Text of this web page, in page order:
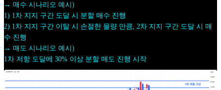
→ 매수 시나리오 예시)
1) 1차 지지 구간 도달 시 분할 매수 진행
2) 1차 지지 구간 이탈 시 손절한 물량 만큼, 2차 지지 구간 도달 시 매
수 진행
→ 매도 시나리오 예시)
1차 저항 도달에 30% 이상 분할 매도 진행 시작